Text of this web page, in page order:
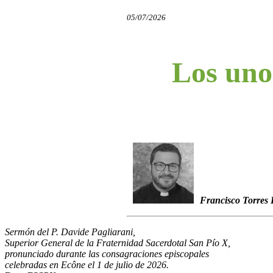
05/07/2026
Los
Francisco Torres
Sermón del P. Davide Pagliarani,
Superior General de la Fraternidad Sacerdotal San Pío X,
pronunciado durante las consagraciones episcopales
celebradas en Ecône el 1 de julio de 2026.